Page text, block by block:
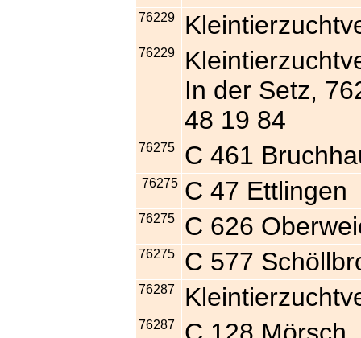
76229
76229
In der Setz,
48 19 84
76275 C 461
76275 C 47 Ettlingen
76275 C 626
76275 C 577
76287
76287